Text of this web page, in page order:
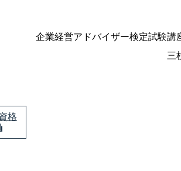
企業経営アドバイザー検定試験講
三
格